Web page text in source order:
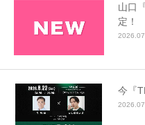
山口
定！
今『
FANCLUB